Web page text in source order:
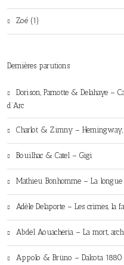
Zoé (1)
Dernières parutions
Dorison, Parnotte & Delahaye –
d’Arc
Charlot & Zimny –
Bouilhac & Catel – Gigi
Mathieu Bonhomme – La
Adèle Delaporte – Les crimes, la
Abdel Aouacheria – La mort,
Appolo & Brüno – Dakota 1880